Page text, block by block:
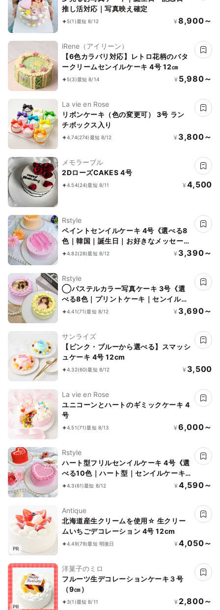
推し活対応｜写真映え確定
5(1)最短 8/12 ¥ 8,900～
iRene（アイリーン）
【6色カラバリ対応】レトロ花柄のバタ
ークリームセンイルケーキ 4号 12㎝
5(3)最短 8/14 ¥ 5,980～
La vie en Rose
リボンケーキ（色の変更可） 3号 ラン
チボックス入り
4.74(274)最短 8/12 ¥ 3,800～
メモラーブル
2DローズCAKES 4号
4.54(24)最短 8/11 ¥ 4,500
Rstyle
ペイントセンイルケーキ 4号《選べる8
色｜韓国｜誕生日｜お好きなメッセージ
で✧》
4.82(28)最短 8/12 ¥ 3,390～
Rstyle
◯パステルカラー写真ケーキ 3号《選
べる8色｜プリントケーキ｜センイルケ
ーキ｜韓国｜誕生日や記念日などのお祝
4.41(71)最短 8/12 ¥ 3,690～
サンライズ
【ピンク・ブルーから選べる】スマッシ
ュケーキ 4号 12cm
4.32(60)最短 8/12 ¥ 3,500
La vie en Rose
ユニコーンとハートのギミックケーキ 4
号
4.51(71)最短 8/13 ¥ 6,000～
Rstyle
ハート型フリルセンイルケーキ 4号《選
べる10色｜ハート型｜センイルケーキ
｜韓国｜お好きなメッセージ✧》
4.3(61)最短 8/12 ¥ 4,590～
PR
Antique
北海道産生クリームを使用☆ 生クリー
ムいちごデコレーション 4号 12cm
4.49(79)最短 明後日 ¥ 4,050～
PR
洋菓子のミロ
フルーツ生デコレーションケーキ３号
（9㎝）
3(1)最短 8/11 ¥ 2,800～